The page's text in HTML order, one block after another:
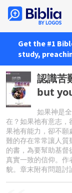
Get the #1
study,
認識苦
but
如果神是
在？如果祂有意志，
果祂有能力，卻不
難的存在常常讓人
的書，為要幫助基
真實一致的信仰。作
貌。章末附有問題討